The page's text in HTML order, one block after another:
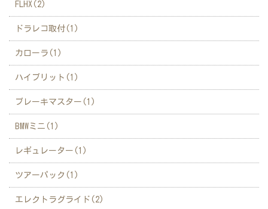
FLHX(2)
ドラレコ取付(1)
カローラ(1)
ハイブリット(1)
ブレーキマスター(1)
BMWミニ(1)
レギュレーター(1)
ツアーパック(1)
エレクトラグライド(2)